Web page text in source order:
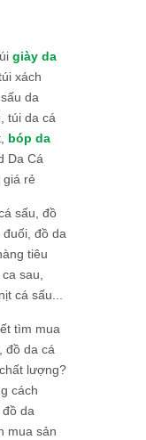
giày da
xách
da
túi da cá
bóp da
Da Cá
giá rẻ
sấu, đồ
đồ da
tiêu
sau,
cá sấu...
tìm mua
đồ da cá
lượng?
cách
da
mua sản